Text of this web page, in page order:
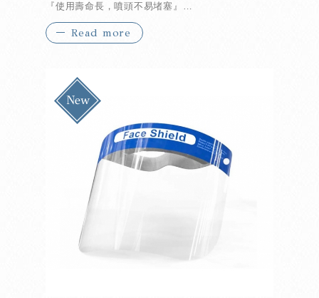
『使用壽命長，噴頭不易堵塞』
『除菌消毒一機搞定』
Read more